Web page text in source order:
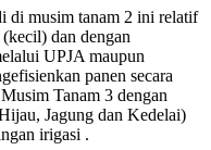
di musim tanam 2 ini relatif
dan dengan
UPJA maupun
panen secara
Tanam 3 dengan
Jagung dan Kedelai)
irigasi .